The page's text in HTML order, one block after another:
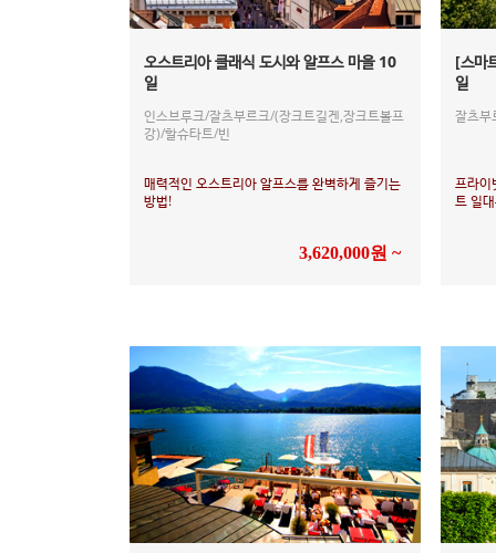
오스트리아 클래식 도시와 알프스 마을 10
일
인스브루크/잘츠부르크/(장크트길겐,장크트볼프
강)/할슈타트/빈
매력적인 오스트리아 알프스를 완벽하게 즐기는
방법!
3,620,000원 ~
[스마
일
잘츠부
프라이
트 일